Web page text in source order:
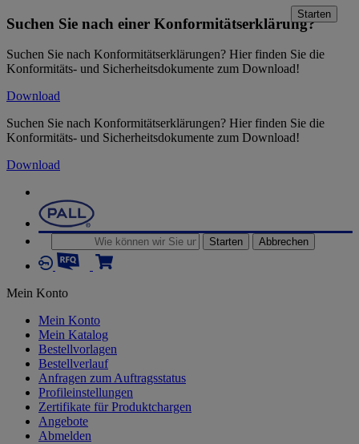
Suchen Sie nach einer Konformitätserklärung?
Suchen Sie nach Konformitätserklärungen? Hier finden Sie die
Konformitäts- und Sicherheitsdokumente zum Download!
Download
Suchen Sie nach Konformitätserklärungen? Hier finden Sie die
Konformitäts- und Sicherheitsdokumente zum Download!
Download
Starten Abbrechen
Mein Konto
Mein Konto
Mein Katalog
Bestellvorlagen
Bestellverlauf
Anfragen zum Auftragsstatus
Profileinstellungen
Zertifikate für Produktchargen
Angebote
Abmelden
Starten